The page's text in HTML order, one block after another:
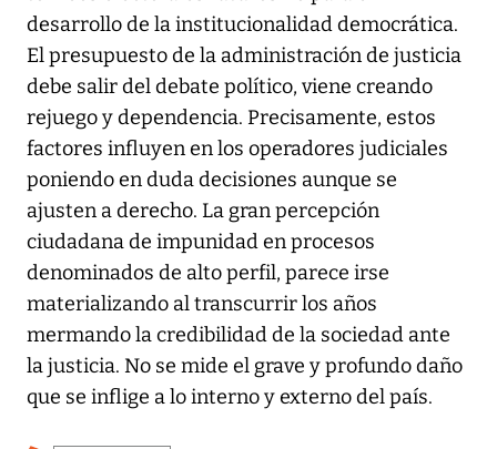
desarrollo de la institucionalidad democrática.
El presupuesto de la administración de justicia
debe salir del debate político, viene creando
rejuego y dependencia. Precisamente, estos
factores influyen en los operadores judiciales
poniendo en duda decisiones aunque se
ajusten a derecho. La gran percepción
ciudadana de impunidad en procesos
denominados de alto perfil, parece irse
materializando al transcurrir los años
mermando la credibilidad de la sociedad ante
la justicia. No se mide el grave y profundo daño
que se inflige a lo interno y externo del país.